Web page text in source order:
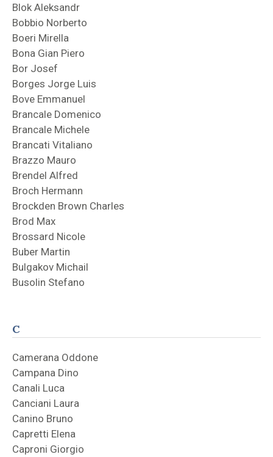
Blok Aleksandr
Bobbio Norberto
Boeri Mirella
Bona Gian Piero
Bor Josef
Borges Jorge Luis
Bove Emmanuel
Brancale Domenico
Brancale Michele
Brancati Vitaliano
Brazzo Mauro
Brendel Alfred
Broch Hermann
Brockden Brown Charles
Brod Max
Brossard Nicole
Buber Martin
Bulgakov Michail
Busolin Stefano
C
Camerana Oddone
Campana Dino
Canali Luca
Canciani Laura
Canino Bruno
Capretti Elena
Caproni Giorgio